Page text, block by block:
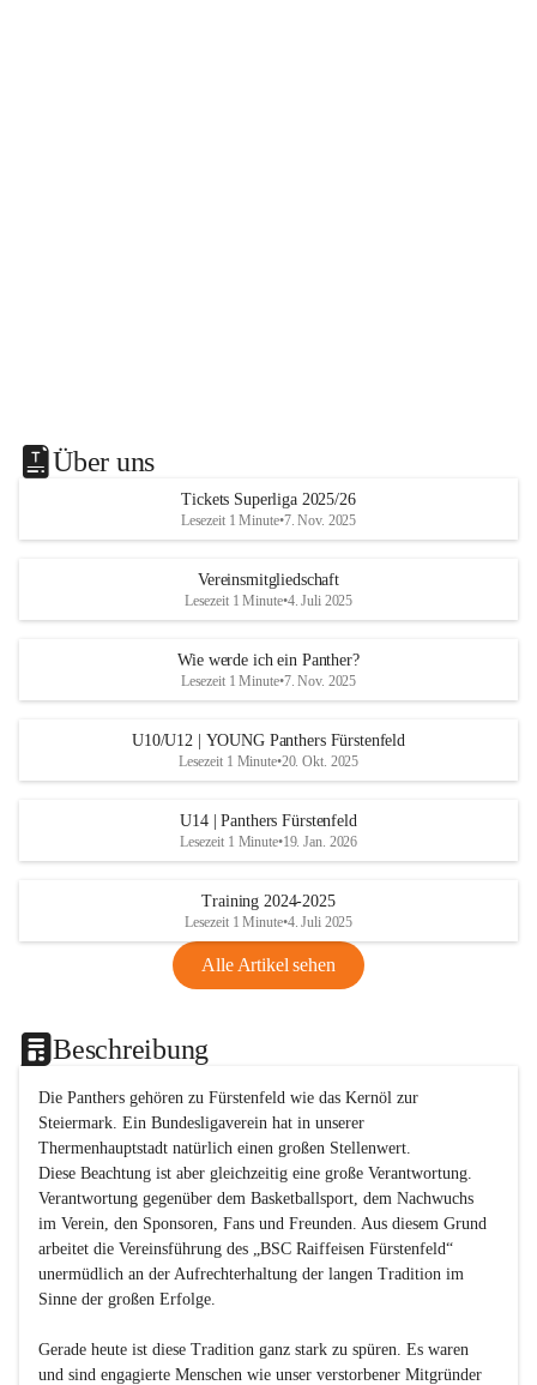
Über uns
Tickets Superliga 2025/26
Lesezeit 1 Minute•7. Nov. 2025
Vereinsmitgliedschaft
Lesezeit 1 Minute•4. Juli 2025
Wie werde ich ein Panther?
Lesezeit 1 Minute•7. Nov. 2025
U10/U12 | YOUNG Panthers Fürstenfeld
Lesezeit 1 Minute•20. Okt. 2025
U14 | Panthers Fürstenfeld
Lesezeit 1 Minute•19. Jan. 2026
Training 2024-2025
Lesezeit 1 Minute•4. Juli 2025
Alle Artikel sehen
Beschreibung
Die Panthers gehören zu Fürstenfeld wie das Kernöl zur
Steiermark. Ein Bundesligaverein hat in unserer
Thermenhauptstadt natürlich einen großen Stellenwert.
Diese Beachtung ist aber gleichzeitig eine große Verantwortung.
Verantwortung gegenüber dem Basketballsport, dem Nachwuchs
im Verein, den Sponsoren, Fans und Freunden. Aus diesem Grund
arbeitet die Vereinsführung des „BSC Raiffeisen Fürstenfeld“
unermüdlich an der Aufrechterhaltung der langen Tradition im
Sinne der großen Erfolge.
Gerade heute ist diese Tradition ganz stark zu spüren. Es waren
und sind engagierte Menschen wie unser verstorbener Mitgründer